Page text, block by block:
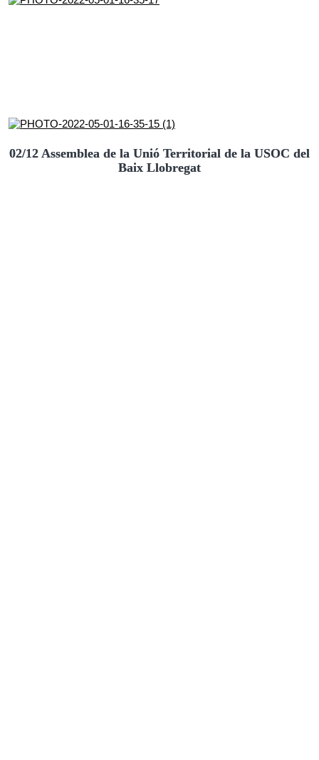
02/12 Assemblea de la Unió Territorial de la USOC del
Baix Llobregat